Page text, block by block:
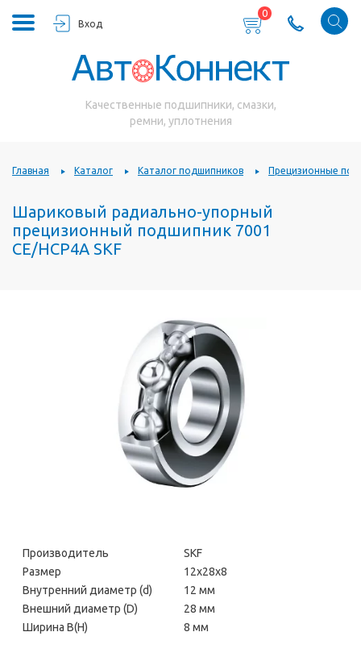
Вход
0
Качественные подшипники, смазки,
ремни, уплотнения
Главная Каталог Каталог подшипников Прецизионные
Шариковый радиально-упорный
прецизионный подшипник 7001
CE/HCP4A SKF
Производитель
SKF
Размер
12х28х8
Внутренний диаметр (d)
12 мм
Внешний диаметр (D)
28 мм
Ширина В(H)
8 мм